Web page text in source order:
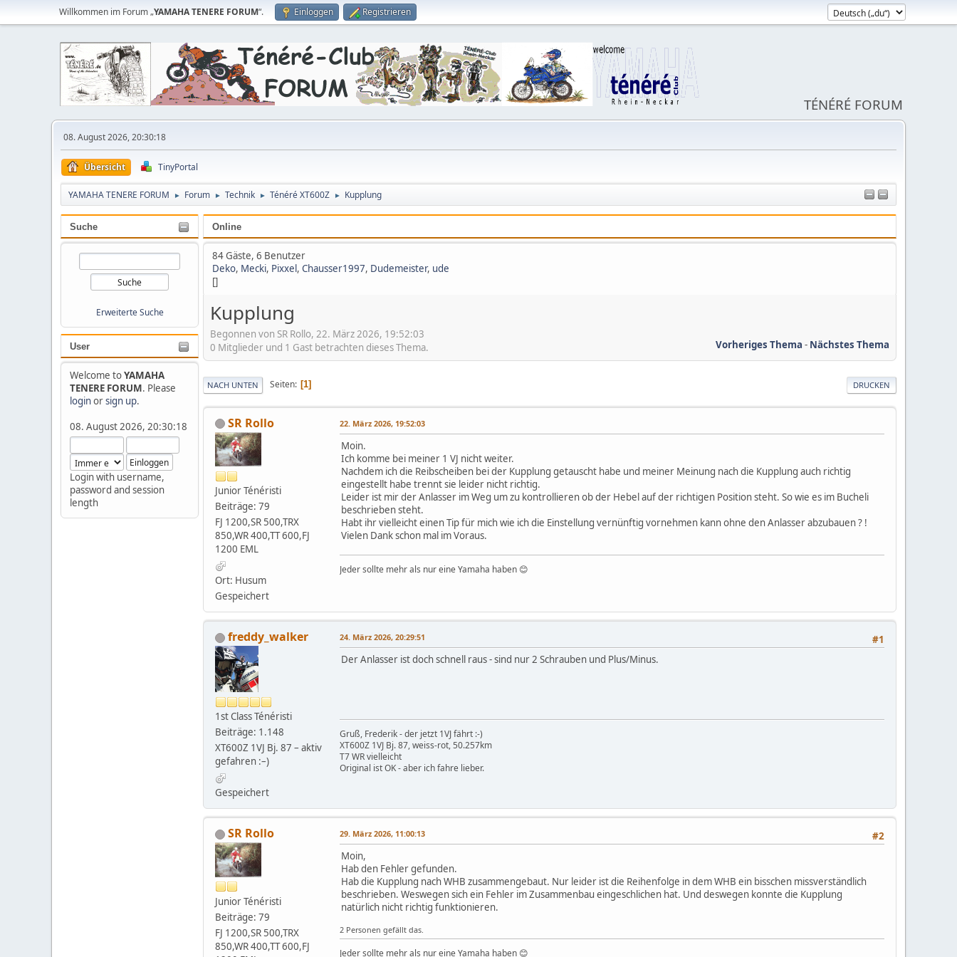
Willkommen im Forum „YAMAHA TENERE FORUM“. Einloggen Registrieren
TÉNÉRÉ FORUM
08. August 2026, 20:30:18
Übersicht TinyPortal
YAMAHA TENERE FORUM ► Forum ► Technik ► Ténéré XT600Z ► Kupplung
Suche
Erweiterte Suche
User
Welcome toYAMAHA
TENERE FORUM. Please
loginorsign up.
08. August 2026, 20:30:18
Login with username,
password and session
length
Online
84 Gäste, 6 Benutzer
Deko, Mecki, Pixxel, Chausser1997, Dudemeister, ude
[]
Kupplung
Begonnen von SR Rollo, 22. März 2026, 19:52:03
Vorheriges Thema - Nächstes Thema
0 Mitglieder und 1 Gast betrachten dieses Thema.
DRUCKEN
NACH UNTEN Seiten 1
SR Rollo
Junior Ténéristi
Beiträge: 79
FJ 1200,SR 500,TRX
850,WR 400,TT 600,FJ
1200 EML
Ort: Husum
Gespeichert
22. März 2026, 19:52:03
Moin.
Ich komme bei meiner 1 VJ nicht weiter.
Nachdem ich die Reibscheiben bei der Kupplung getauscht habe und meiner Meinung nach die Kupplung auch richtig
eingestellt habe trennt sie leider nicht richtig.
Leider ist mir der Anlasser im Weg um zu kontrollieren ob der Hebel auf der richtigen Position steht. So wie es im Bucheli
beschrieben steht.
Habt ihr vielleicht einen Tip für mich wie ich die Einstellung vernünftig vornehmen kann ohne den Anlasser abzubauen ? !
Vielen Dank schon mal im Voraus.
Jeder sollte mehr als nur eine Yamaha haben 😊
freddy_walker
1st Class Ténéristi
Beiträge: 1.148
XT600Z 1VJ Bj. 87 – aktiv
gefahren :–)
Gespeichert
#1
24. März 2026, 20:29:51
Der Anlasser ist doch schnell raus - sind nur 2 Schrauben und Plus/Minus.
Gruß, Frederik - der jetzt 1VJ fährt :-)
XT600Z 1VJ Bj. 87, weiss-rot, 50.257km
T7 WR vielleicht
Original ist OK - aber ich fahre lieber.
SR Rollo
Junior Ténéristi
Beiträge: 79
FJ 1200,SR 500,TRX
850,WR 400,TT 600,FJ
#2
29. März 2026, 11:00:13
Moin,
Hab den Fehler gefunden.
Hab die Kupplung nach WHB zusammengebaut. Nur leider ist die Reihenfolge in dem WHB ein bisschen missverständlich
beschrieben. Weswegen sich ein Fehler im Zusammenbau eingeschlichen hat. Und deswegen konnte die Kupplung
natürlich nicht richtig funktionieren.
2 Personen gefällt das.
Jeder sollte mehr als nur eine Yamaha haben 😊